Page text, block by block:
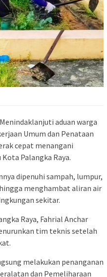
aduan warga
Umum dan Penataan
cepat menangani
Palangka Raya.
dipenuhi sampah, lumpur,
menghambat aliran air
sekitar.
Raya, Fahrial Anchar
tim teknis setelah
melakukan penanganan
dan Pemeliharaan